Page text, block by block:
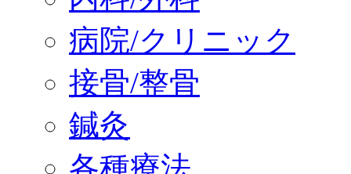
病院/クリニック
接骨/整骨
鍼灸
各種療法